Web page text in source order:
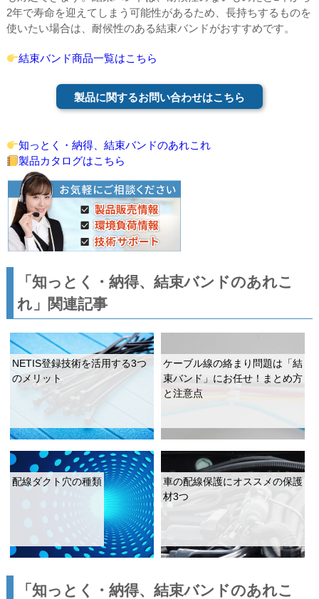
2年で寿命を迎えてしまう可能性があるため、長持ちするものを
使いたい場合は、耐候性のある結束バンドがおすすめです。
結束バンド商品一覧はこちら
製品に関するお問い合わせはこちら
知っとく・納得、結束バンドのあれこれ
製品カタログはこちら
「知っとく・納得、結束バンドのあれこ
れ」関連記事
NETIS登録技術を活用する3つ
のメリット
ケーブル線の絡まり問題は「結
束バンド」にお任せ！まとめ方
と注意点
配線ダクト穴の種類
車の配線保護にオススメの保護
材3つ
「知っとく・納得、結束バンドのあれこ